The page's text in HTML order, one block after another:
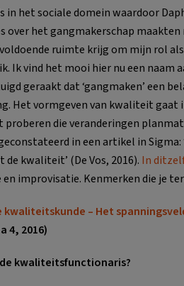
in het sociale domein waardoor
over het gangmakerschap
ruimte krijg om mijn rol
Ik vind het mooi hier nu een naam
geraakt dat ‘gangmaken’ een
Het vormgeven van kwaliteit gaat
proberen die veranderingen
in een artikel in
kwaliteit’ (De Vos, 2016). In
improvisatie. Kenmerken die je
kwaliteitskunde – Het
4, 2016)
kwaliteitsfunctionaris?